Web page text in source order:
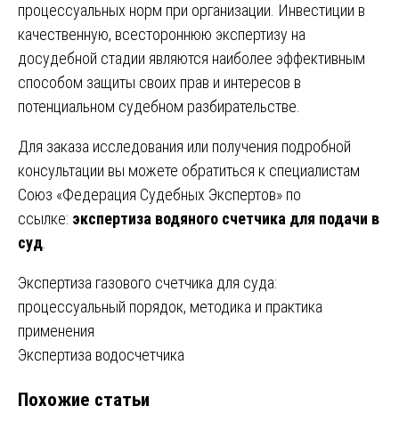
процессуальных норм при организации. Инвестиции в
качественную, всестороннюю экспертизу на
досудебной стадии являются наиболее эффективным
способом защиты своих прав и интересов в
потенциальном судебном разбирательстве.
Для заказа исследования или получения подробной
консультации вы можете обратиться к специалистам
Союз «Федерация Судебных Экспертов» по
ссылке: экспертиза водяного счетчика для подачи в
суд.
Навигация
по
записям
Экспертиза газового счетчика для суда:
процессуальный порядок, методика и практика
применения
Экспертиза водосчетчика
Похожие статьи